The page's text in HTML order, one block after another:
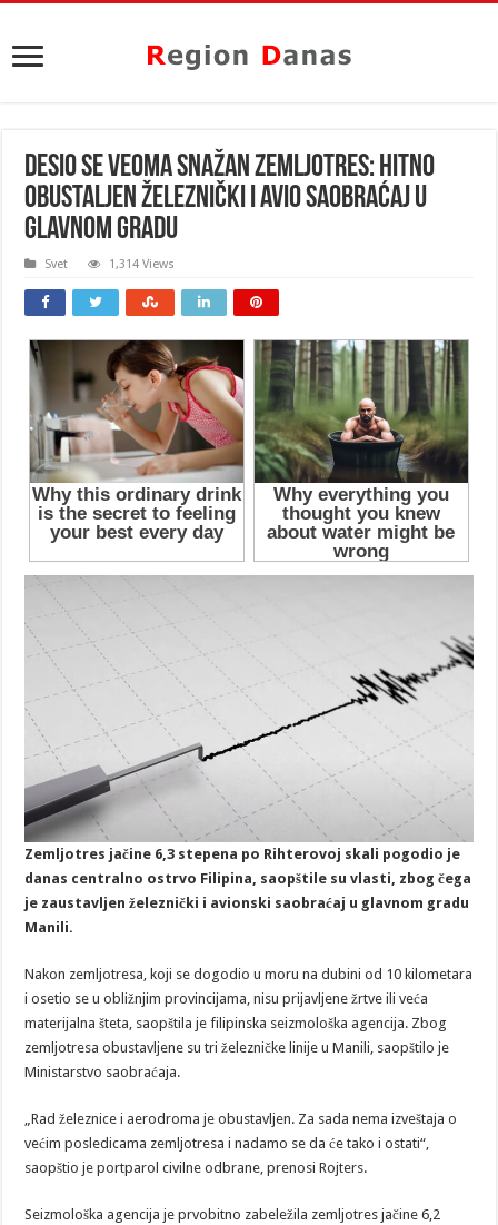
DESIO SE VEOMA SNAŽAN ZEMLJOTRES: Hitno
obustaljen železnički i avio saobraćaj u
GLAVNOM GRADU
Svet 1,314 Views
Zemljotres jačine 6,3 stepena po Rihterovoj skali pogodio je
danas centralno ostrvo Filipina, saopštile su vlasti, zbog čega
je zaustavljen železnički i avionski saobraćaj u glavnom gradu
Manili.
Nakon zemljotresa, koji se dogodio u moru na dubini od 10 kilometara
i osetio se u obližnjim provincijama, nisu prijavljene žrtve ili veća
materijalna šteta, saopštila je filipinska seizmološka agencija. Zbog
zemljotresa obustavljene su tri železničke linije u Manili, saopštilo je
Ministarstvo saobraćaja.
„Rad železnice i aerodroma je obustavljen. Za sada nema izveštaja o
većim posledicama zemljotresa i nadamo se da će tako i ostati“,
saopštio je portparol civilne odbrane, prenosi Rojters.
Seizmološka agencija je prvobitno zabeležila zemljotres jačine 6,2